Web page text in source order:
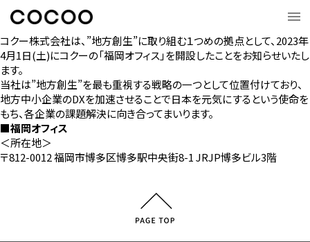
コクー株式会社は、”地方創生”に取り組む１つめの拠点として、2023年
4月1日(土)にコクーの「福岡オフィス」を開設したことをお知らせいたし
ます。
当社は”地方創生”を最も重視する戦略の一つとして位置付けており、
地方中小企業のDXを加速させることで日本を元気にするという使命を
もち、各企業の課題解決に向き合ってまいります。
■福岡オフィス
＜所在地＞
〒812-0012 福岡市博多区博多駅中央街8-1JRJP博多ビル3階